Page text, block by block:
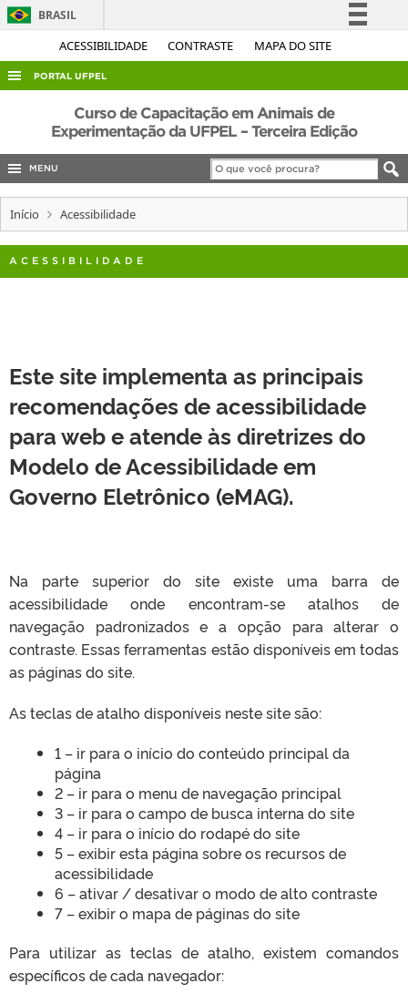
ACESSIBILIDADE CONTRASTE MAPA DO SITE
BRASIL
Simplifique!
Acesso à informação
Legislação
Canais
PORTAL UFPEL
ACESSO À INFORMAÇÃO
AUDITORIA
COBALTO
CONCURSOS
EDITAIS
INTERNACIONAL
Curso de Capacitação em Animais de
Experimentação da UFPEL – Terceira Edição
MENU
Início Acessibilidade
ACESSIBILIDADE
Este site implementa as principais
recomendações de acessibilidade
para web e atende às diretrizes do
Modelo de Acessibilidade em
Governo Eletrônico (eMAG).
Na parte superior do site existe uma barra de
acessibilidade onde encontram-se atalhos de
navegação padronizados e a opção para alterar o
contraste. Essas ferramentas estão disponíveis em todas
as páginas do site.
As teclas de atalho disponíveis neste site são:
1 – ir para o início do conteúdo principal da
página
2 – ir para o menu de navegação principal
3 – ir para o campo de busca interna do site
4 – ir para o início do rodapé do site
5 – exibir esta página sobre os recursos de
acessibilidade
6 – ativar / desativar o modo de alto contraste
7 – exibir o mapa de páginas do site
Para utilizar as teclas de atalho, existem comandos
específicos de cada navegador: